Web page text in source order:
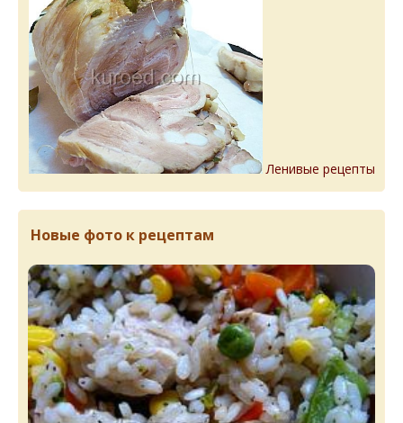
Ленивые рецепты
Новые фото к рецептам